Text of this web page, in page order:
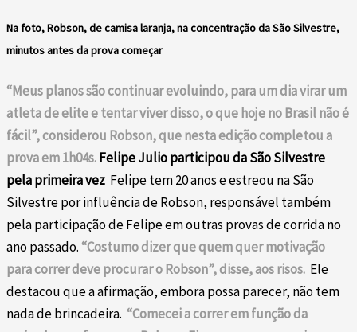
Na foto, Robson, de camisa laranja, na concentração da São Silvestre,
minutos antes da prova começar
“Meus planos são continuar evoluindo, para um dia virar um
atleta de elite e tentar viver disso, o que hoje no Brasil não é
fácil”, considerou Robson, que nesta edição completou a
prova em 1h04s.Felipe Julio participou da São Silvestre
pela primeira vez Felipe tem 20 anos e estreou na São
Silvestre por influência de Robson, responsável também
pela participação de Felipe em outras provas de corrida no
ano passado. “Costumo dizer que quem quer motivação
para correr deve procurar o Robson”, disse, aos risos. Ele
destacou que a afirmação, embora possa parecer, não tem
nada de brincadeira. “Comecei a correr em função da